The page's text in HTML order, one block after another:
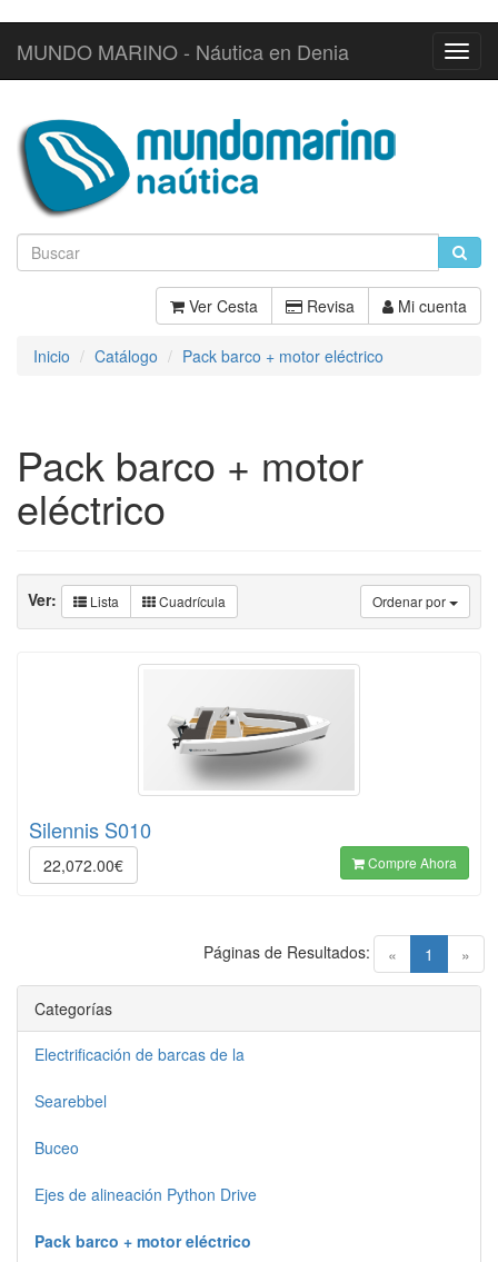
MUNDO MARINO - Náutica en Denia
Ver Cesta Revisa Mi cuenta
Inicio Catálogo Pack barco + motor eléctrico
Pack barco + motor
eléctrico
Ordenar por
Ver: Lista Cuadrícula
Silennis S010
22,072.00€ Compre Ahora
« 1 (current)
»
Páginas de Resultados:
Categorías
Electrificación de barcas de la
Searebbel
Buceo
Ejes de alineación Python Drive
Pack barco + motor eléctrico